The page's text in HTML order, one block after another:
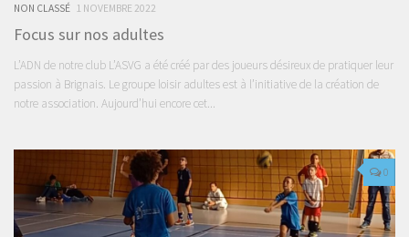
NON CLASSÉ 1 NOVEMBRE 2022
Focus sur nos adultes
L’ADN de notre club L’ASVG a été créé par des joueurs désireux de pratiquer leur
passion à Brignais. Le groupe loisir adultes est à l’initiative de la création de
notre association. Aujourd’hui encore cet...
0